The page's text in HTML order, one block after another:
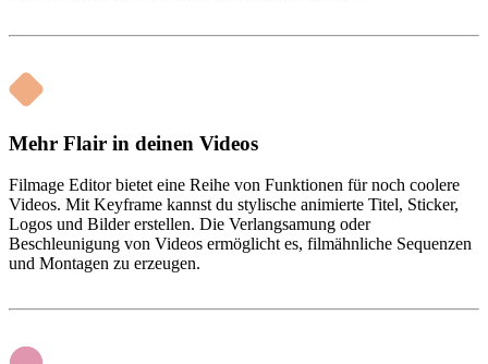
Mehr Flair in deinen Videos
Filmage Editor bietet eine Reihe von Funktionen für noch coolere
Videos. Mit Keyframe kannst du stylische animierte Titel, Sticker,
Logos und Bilder erstellen. Die Verlangsamung oder
Beschleunigung von Videos ermöglicht es, filmähnliche Sequenzen
und Montagen zu erzeugen.